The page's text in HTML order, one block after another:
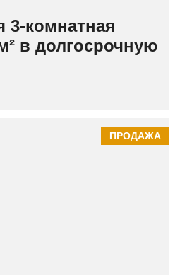
3‑комнатная
в долгосрочную
ПРОДАЖА